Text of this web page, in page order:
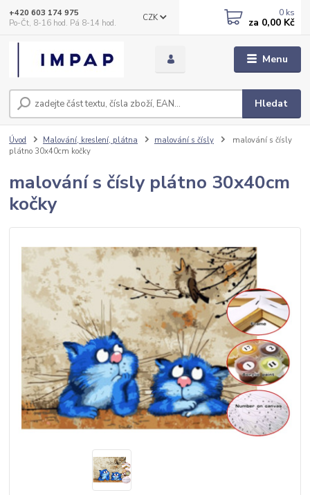
Menu
CZK
Hledat
+420 603 174 975
Po-Čt, 8-16 hod. Pá 8-14 hod.
0 ks
za 0,00 Kč
Úvod Malování, kreslení, plátna malování s čísly
malování s čísly
plátno 30x40cm kočky
malování s čísly plátno 30x40cm
kočky